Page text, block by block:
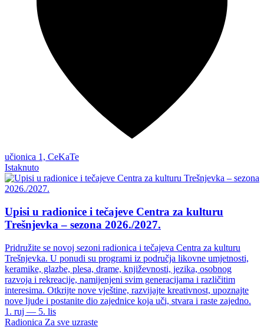
učionica 1, CeKaTe
Istaknuto
Upisi u radionice i tečajeve Centra za kulturu
Trešnjevka – sezona 2026./2027.
Pridružite se novoj sezoni radionica i tečajeva Centra za kulturu
Trešnjevka. U ponudi su programi iz područja likovne umjetnosti,
keramike, glazbe, plesa, drame, književnosti, jezika, osobnog
razvoja i rekreacije, namijenjeni svim generacijama i različitim
interesima. Otkrijte nove vještine, razvijajte kreativnost, upoznajte
nove ljude i postanite dio zajednice koja uči, stvara i raste zajedno.
1. ruj — 5. lis
Radionica Za sve uzraste